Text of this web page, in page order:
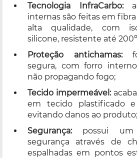
Tecnologia InfraCarbo:as
internas são feitas em
alta qualidade, com
silicone, resistente até
Proteção antichamas:
segura, com forro
não propagando fogo;
Tecido impermeável:
em tecido plastificado e
evitando danos ao produto;
Segurança:possui um
segurança através de
espalhadas em pontos